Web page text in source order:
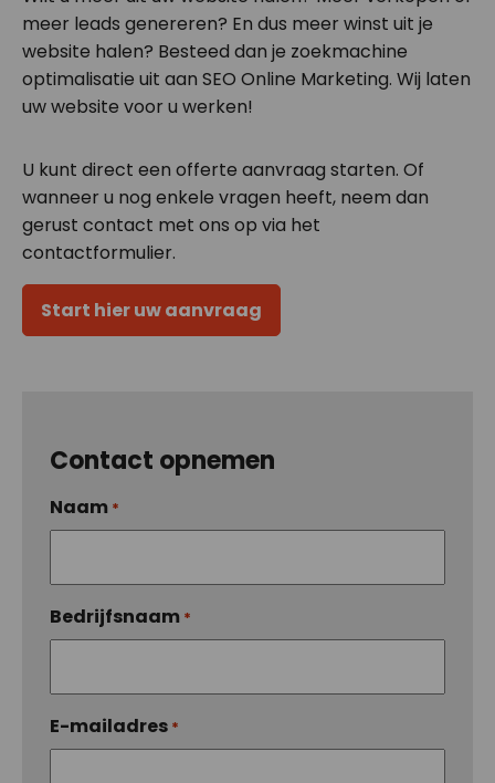
meer leads genereren? En dus meer winst uit je
website halen? Besteed dan je zoekmachine
optimalisatie uit aan SEO Online Marketing. Wij laten
uw website voor u werken!
U kunt direct een offerte aanvraag starten. Of
wanneer u nog enkele vragen heeft, neem dan
gerust contact met ons op via het
contactformulier.
Start hier uw aanvraag
Contact opnemen
Naam *
Bedrijfsnaam *
E-mailadres *